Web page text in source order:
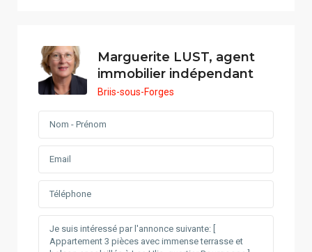
Marguerite LUST, agent
immobilier indépendant
Briis-sous-Forges